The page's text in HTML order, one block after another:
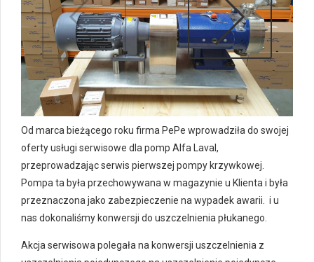
Od marca bieżącego roku firma PePe wprowadziła do swojej
oferty usługi serwisowe dla pomp Alfa Laval,
przeprowadzając serwis pierwszej pompy krzywkowej.
Pompa ta była przechowywana w magazynie u Klienta i była
przeznaczona jako zabezpieczenie na wypadek awarii. i u
nas dokonaliśmy konwersji do uszczelnienia płukanego.
Akcja serwisowa polegała na konwersji uszczelnienia z